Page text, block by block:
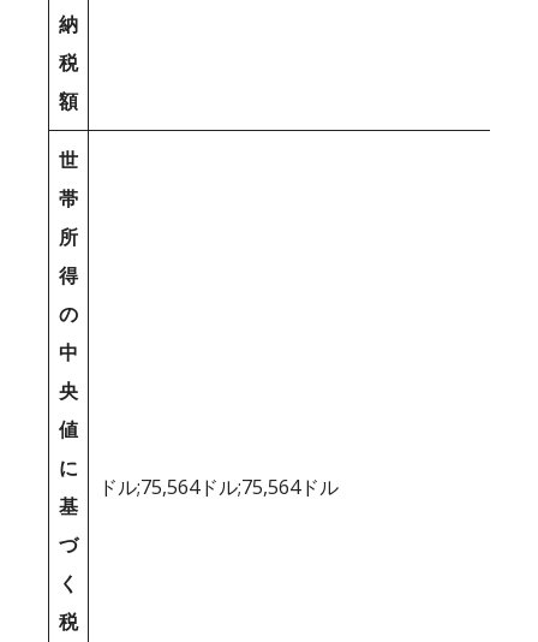
納
税
額
世
帯
所
得
の
中
央
値
に
基
づ
く
税
ドル;75,564ドル;75,564ドル